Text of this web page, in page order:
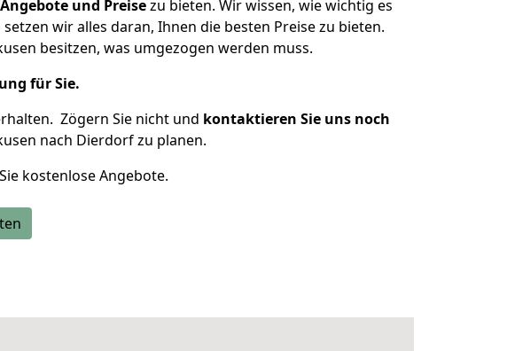
und Preisezu bieten. Wir wissen, wie wichtig es
wir alles daran, Ihnen die besten Preise zu bieten.
besitzen, was umgezogen werden muss.
für Sie.
Zögern Sie nicht und kontaktieren Sie uns noch
nach Dierdorf zu planen.
kostenlose Angebote.